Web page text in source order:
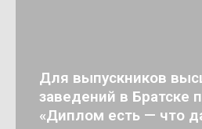
Для выпускников
заведений в Братске
«Диплом есть — что